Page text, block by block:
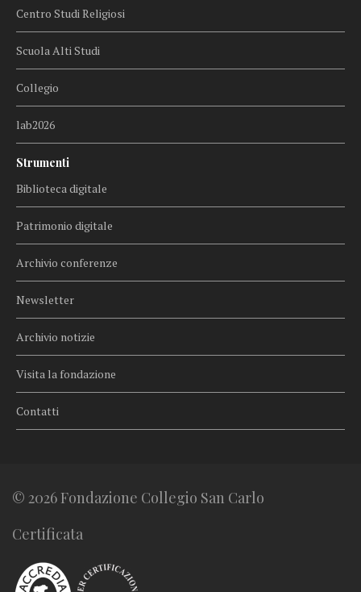
Centro Studi Religiosi
Scuola Alti Studi
Collegio
lab2026
Strumenti
Biblioteca digitale
Patrimonio digitale
Archivio conferenze
Newsletter
Archivio notizie
Visita la fondazione
Contatti
© 2026 Fondazione Collegio San Carlo
Certificata